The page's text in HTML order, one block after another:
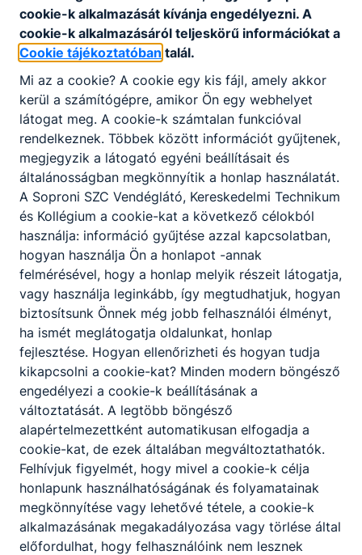
tanulóinknak
2026. júl. 18. SVK - K.I.
Nyári ügyeleti napok
Az iskola nyitva tartásának ideje a nyáron
2026. júl. 1. SVK
Partnereink
cookie-k alkalmazását kívánja engedélyezni. A
cookie-k alkalmazásáról teljeskörű információkat a
Cookie tájékoztatóban talál.
Mi az a cookie? A cookie egy kis fájl, amely akkor
kerül a számítógépre, amikor Ön egy webhelyet
látogat meg. A cookie-k számtalan funkcióval
rendelkeznek. Többek között információt gyűjtenek,
megjegyzik a látogató egyéni beállításait és
általánosságban megkönnyítik a honlap használatát.
A Soproni SZC Vendéglátó, Kereskedelmi Technikum
és Kollégium a cookie-kat a következő célokból
használja: információ gyűjtése azzal kapcsolatban,
hogyan használja Ön a honlapot -annak
felmérésével, hogy a honlap melyik részeit látogatja,
vagy használja leginkább, így megtudhatjuk, hogyan
biztosítsunk Önnek még jobb felhasználói élményt,
ha ismét meglátogatja oldalunkat, honlap
fejlesztése. Hogyan ellenőrizheti és hogyan tudja
kikapcsolni a cookie-kat? Minden modern böngésző
engedélyezi a cookie-k beállításának a
változtatását. A legtöbb böngésző
alapértelmezettként automatikusan elfogadja a
cookie-kat, de ezek általában megváltoztathatók.
Felhívjuk figyelmét, hogy mivel a cookie-k célja
honlapunk használhatóságának és folyamatainak
megkönnyítése vagy lehetővé tétele, a cookie-k
alkalmazásának megakadályozása vagy törlése által
előfordulhat, hogy felhasználóink nem lesznek